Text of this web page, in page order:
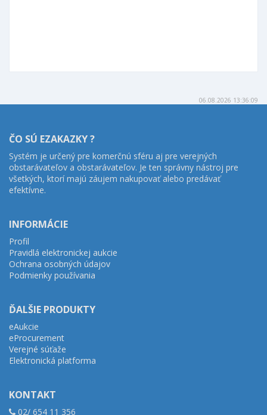
06.08.2026 13:36:09
ČO SÚ EZAKAZKY ?
Systém je určený pre komerčnú sféru aj pre verejných
obstarávateľov a obstarávateľov. Je ten správny nástroj pre
všetkých, ktorí majú záujem nakupovať alebo predávať
efektívne.
INFORMÁCIE
Profil
Pravidlá elektronickej aukcie
Ochrana osobných údajov
Podmienky používania
ĎALŠIE PRODUKTY
eAukcie
eProcurement
Verejné súťaže
Elektronická platforma
KONTAKT
02/ 654 11 356